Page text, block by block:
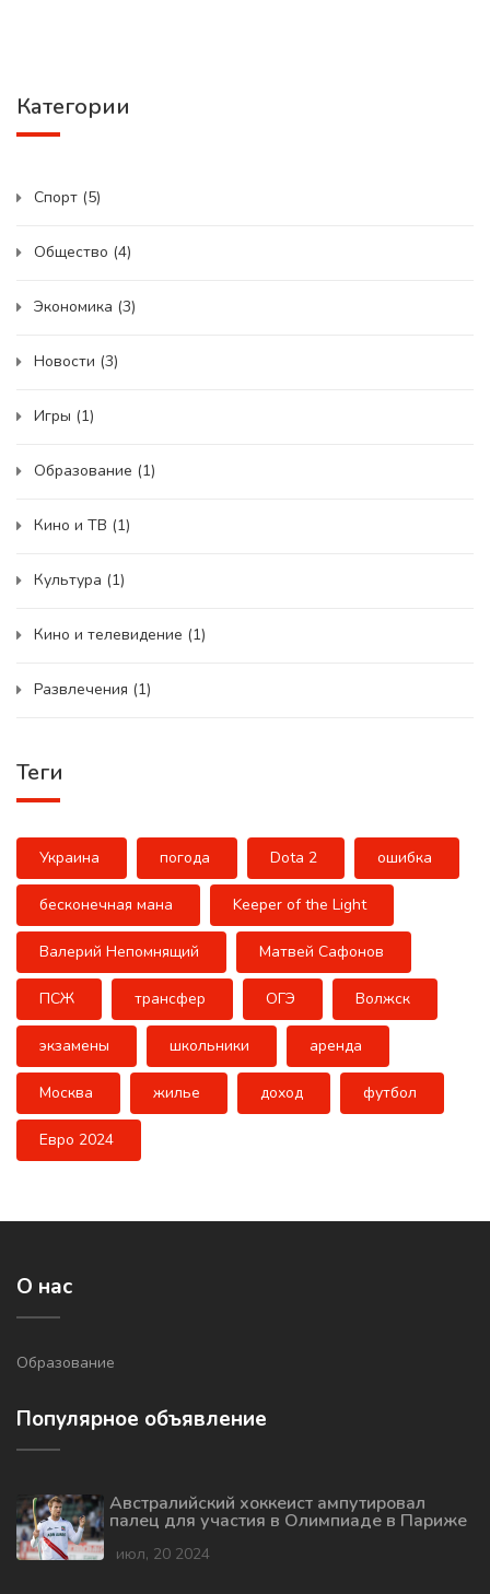
Категории
Спорт (5)
Общество (4)
Экономика (3)
Новости (3)
Игры (1)
Образование (1)
Кино и ТВ (1)
Культура (1)
Кино и телевидение (1)
Развлечения (1)
Теги
Украина погода Dota 2 ошибка
бесконечная мана Keeper of the Light
Валерий Непомнящий Матвей Сафонов
ПСЖ трансфер ОГЭ Волжск
экзамены школьники аренда
Москва жилье доход футбол
Евро 2024
О нас
Образование
Популярное объявление
Австралийский хоккеист ампутировал
палец для участия в Олимпиаде в Париже
июл, 20 2024